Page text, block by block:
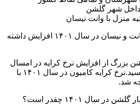
داخل شهر گلشن
منزل با وانت نیسان
آیا نرخ حمل بار و کرایه وانت و نیسان در سال ۱۴۰۱ افزایش داشته
بزرگ از افزایش نرخ کرایه در امسال
خبر داد و به تصویب نیز رسید.نرخ کرایه کامیون در سال ۱۴۰۱ با
شد.
سال ۱۴۰۱ چقدر است؟